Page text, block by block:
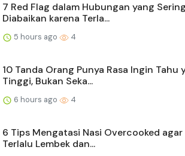
7 Red Flag dalam Hubungan yang Sering
Diabaikan karena Terla...
5 hours ago 4
10 Tanda Orang Punya Rasa Ingin Tahu
Tinggi, Bukan Seka...
6 hours ago 4
6 Tips Mengatasi Nasi Overcooked agar
Terlalu Lembek dan...